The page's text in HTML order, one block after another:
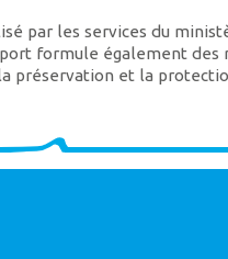
par les services du
formule également
préservation et la